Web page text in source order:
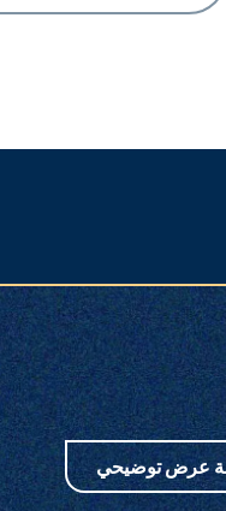
عرض توضيحي